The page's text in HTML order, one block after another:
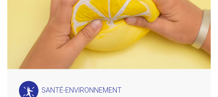
SANTÉ-ENVIRONNEMENT